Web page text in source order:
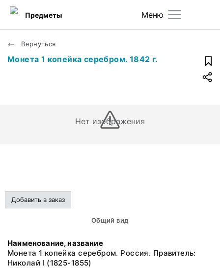
Меню
Предметы
Вернуться
Монета 1 копейка серебром. 1842 г.
Нет изображения
Добавить в заказ
Общий вид
Наименование, название
Монета 1 копейка серебром. Россия. Правитель:
Николай I (1825-1855)